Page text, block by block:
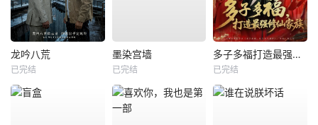
龙吟八荒
已完结
墨染宫墙
已完结
多子多福打造最强修仙家族
已完结